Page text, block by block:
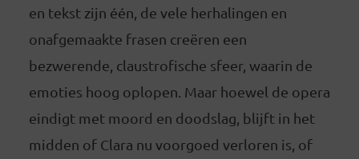
en tekst zijn één, de vele herhalingen en
onafgemaakte frasen creëren een
bezwerende, claustrofische sfeer, waarin de
emoties hoog oplopen. Maar hoewel de opera
eindigt met moord en doodslag, blijft in het
midden of Clara nu voorgoed verloren is, of